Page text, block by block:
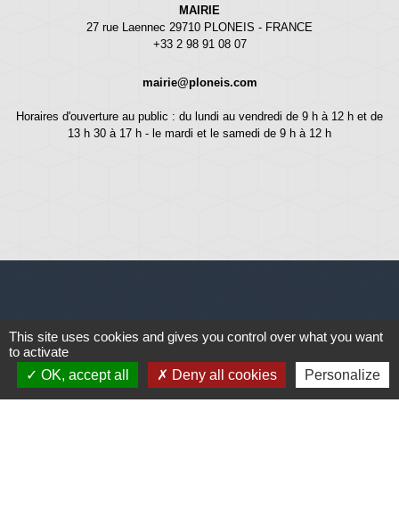
MAIRIE
27 rue Laennec 29710 PLONEIS - FRANCE
+33 2 98 91 08 07
mairie@ploneis.com
Horaires d'ouverture au public : du lundi au vendredi de 9 h à 12 h et de
13 h 30 à 17 h - le mardi et le samedi de 9 h à 12 h
Liens
Météo
This site uses cookies and gives you control over what you want
to activate
OK, accept all
Deny all cookies Personalize